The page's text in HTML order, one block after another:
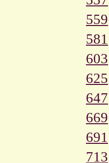
559
581
603
625
647
669
691
713